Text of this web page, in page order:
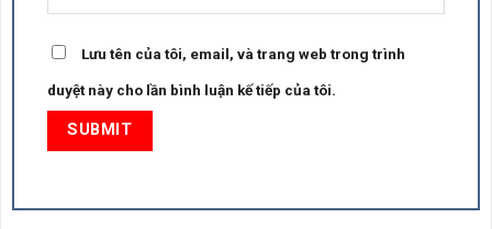
Lưu tên của tôi, email, và trang web trong trình
duyệt này cho lần bình luận kế tiếp của tôi.